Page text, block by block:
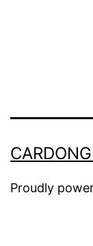
Proudly